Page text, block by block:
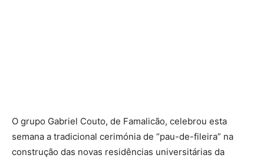
O grupo Gabriel Couto, de Famalicão, celebrou esta
semana a tradicional cerimónia de “pau-de-fileira” na
construção das novas residências universitárias da